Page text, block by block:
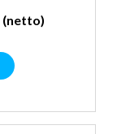
(netto)